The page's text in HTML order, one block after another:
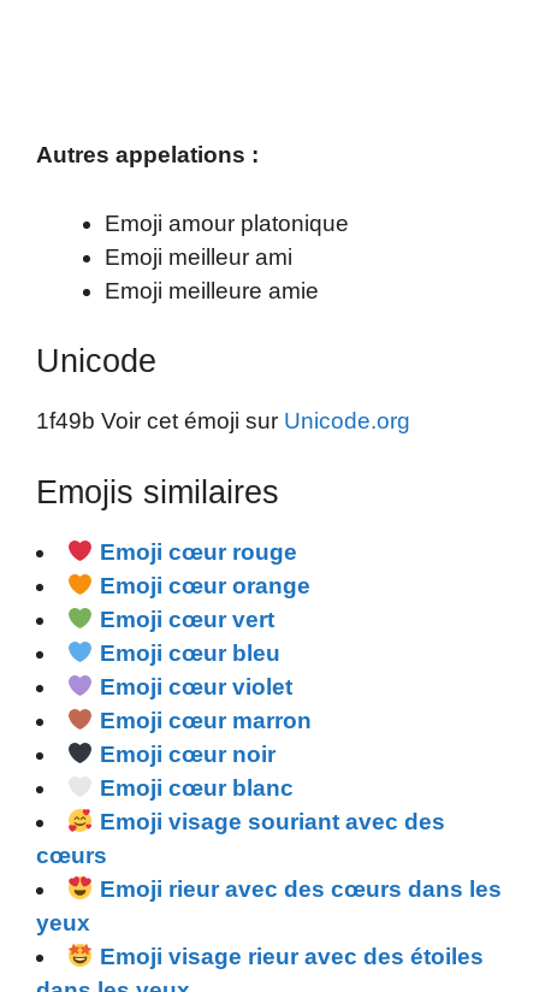
Autres appelations :
Emoji amour platonique
Emoji meilleur ami
Emoji meilleure amie
Unicode
1f49b Voir cet émoji sur Unicode.org
Emojis similaires
Emoji cœur rouge
Emoji cœur orange
Emoji cœur vert
Emoji cœur bleu
Emoji cœur violet
Emoji cœur marron
Emoji cœur noir
Emoji cœur blanc
Emoji visage souriant avec des
cœurs
Emoji rieur avec des cœurs dans les
yeux
Emoji visage rieur avec des étoiles